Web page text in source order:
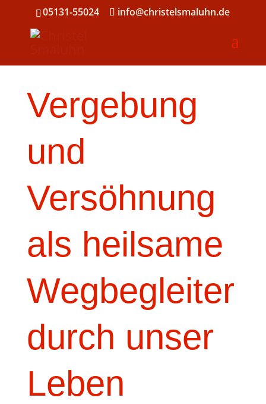
05131-55024 info@christelsmaluhn.de
Vergebung
und
Versöhnung
als heilsame
Wegbegleiter
durch unser
Leben